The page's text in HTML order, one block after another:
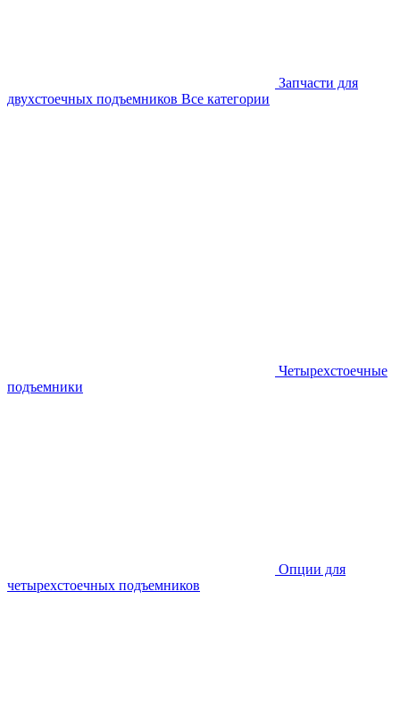
Запчасти для
двухстоечных подъемников Все категории
Четырехстоечные
подъемники
Опции для
четырехстоечных подъемников